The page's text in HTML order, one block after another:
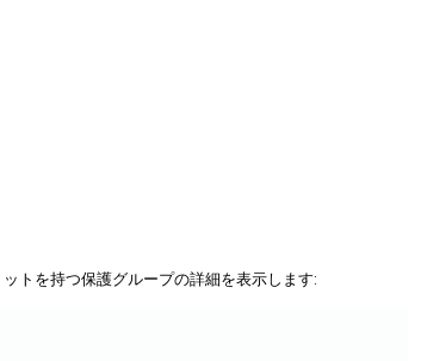
トを持つ保護グループの詳細を表示します: